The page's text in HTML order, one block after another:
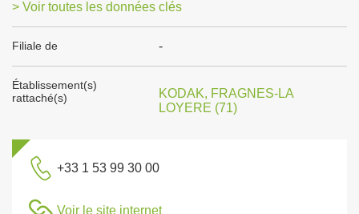
> Voir toutes les données clés
Filiale de -
Établissement(s)
rattaché(s)
KODAK, FRAGNES-LA
LOYERE (71)
+33 1 53 99 30 00
Voir le site internet